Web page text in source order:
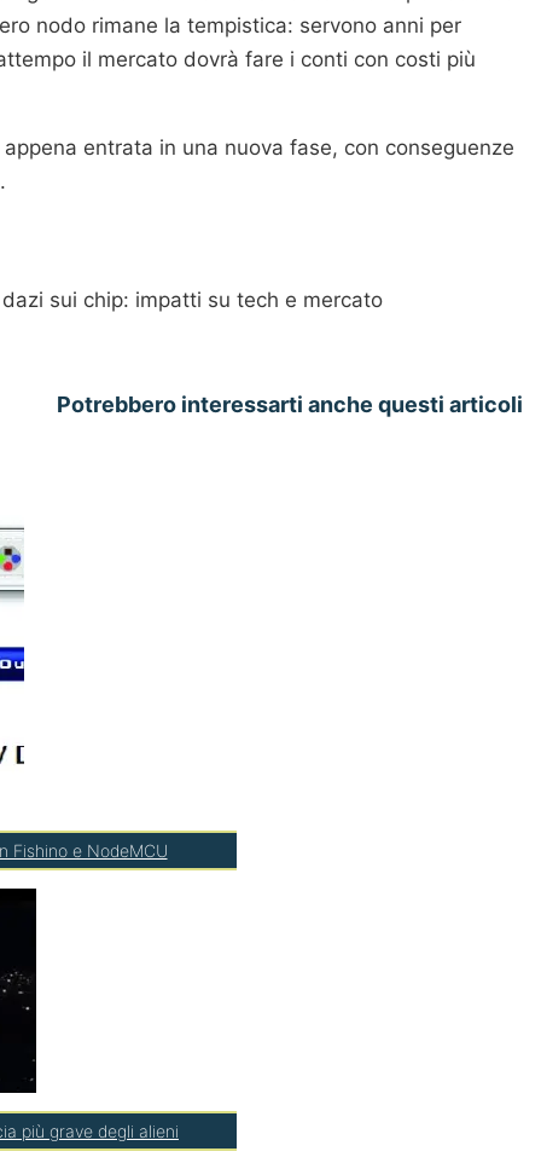
nodo rimane la tempistica: servono anni per
il mercato dovrà fare i conti con costi più
appena entrata in una nuova fase, con conseguenze
sui chip: impatti su tech e mercato
Potrebbero interessarti anche questi articoli
Fishino e NodeMCU
più grave degli alieni